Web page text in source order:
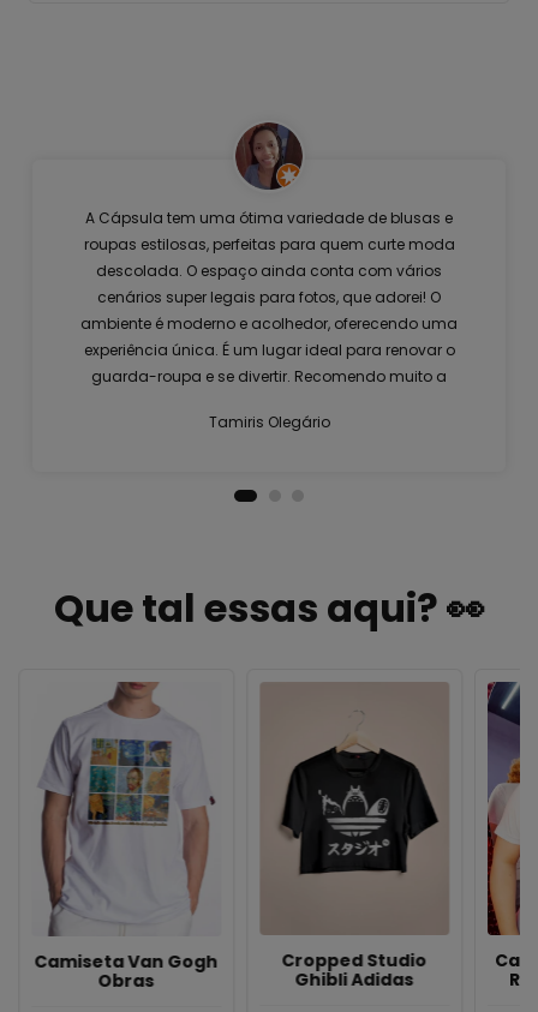
A Cápsula tem uma ótima variedade de blusas e
roupas estilosas, perfeitas para quem curte moda
descolada. O espaço ainda conta com vários
cenários super legais para fotos, que adorei! O
ambiente é moderno e acolhedor, oferecendo uma
experiência única. É um lugar ideal para renovar o
guarda-roupa e se divertir. Recomendo muito a
Tamiris Olegário
Que tal essas aqui? 👀
Camiseta Van Gogh
Obras
Cropped Studio
Ghibli Adidas